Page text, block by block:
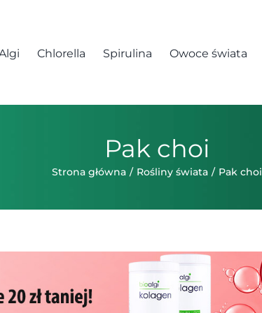
Chlorella Spirulina Owoce świata
Pak choi
Strona główna Rośliny świata Pak choi